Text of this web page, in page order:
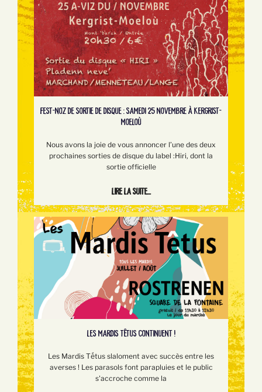
FEST-NOZ DE SORTIE DE DISQUE : SAMEDI 25 NOVEMBRE À KERGRIST-
MOELOÙ
Nous avons la joie de vous annoncer l’une des deux
prochaines sorties de disque du label :Hiri, dont la
sortie officielle
Lire la suite...
LES MARDIS TÊTUS CONTINUENT !
Les Mardis Tếtus slaloment avec succès entre les
averses ! Les parasols font parapluies et le public
s'accroche comme la